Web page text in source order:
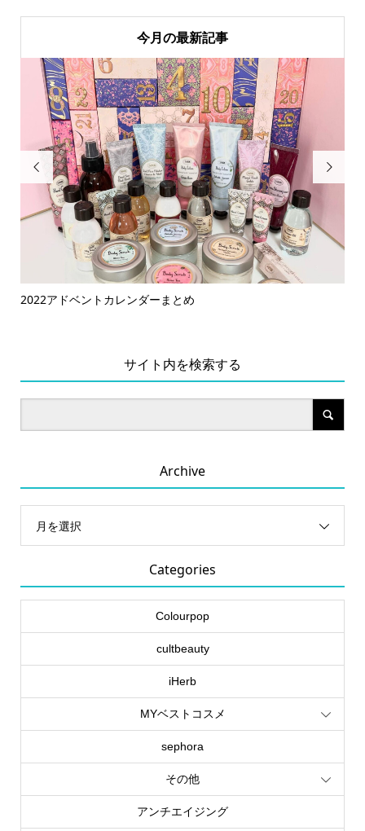
今月の最新記事

2022アドベントカレンダーまとめ

サイト内を検索する
Archive
月を選択
Categories
Colourpop
cultbeauty
iHerb
MYベストコスメ
sephora
その他
アンチエイジング